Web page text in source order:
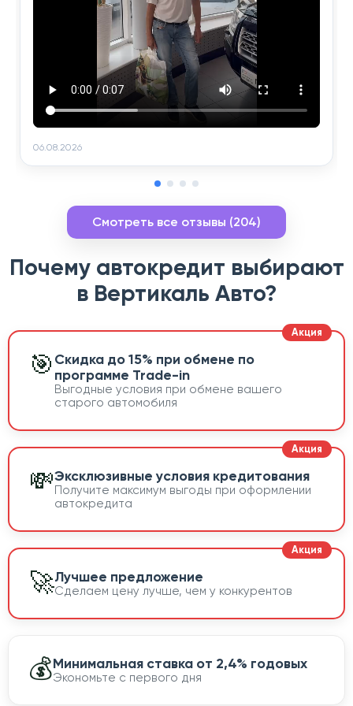
06.08.2026
Смотреть все отзывы (204)
Почему автокредит выбирают
в Вертикаль Авто?
🎯 Скидка до 15% при обмене по
программе Trade-in
Выгодные условия при обмене вашего
старого автомобиля
💸Эксклюзивные условия кредитования
Получите максимум выгоды при оформлении
автокредита
🚀Лучшее предложение
Сделаем цену лучше, чем у конкурентов
💰Минимальная ставка от 2,4% годовых
Экономьте с первого дня